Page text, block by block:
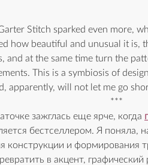
Stitch sparked even more,
how beautiful and unusual it is,
and at the same time turn the
This is a symbiosis of
apparently, will not let me go
***
зажглась еще ярче, когда
бестселлером. Я поняла,
конструкции и формирования
в акцент,